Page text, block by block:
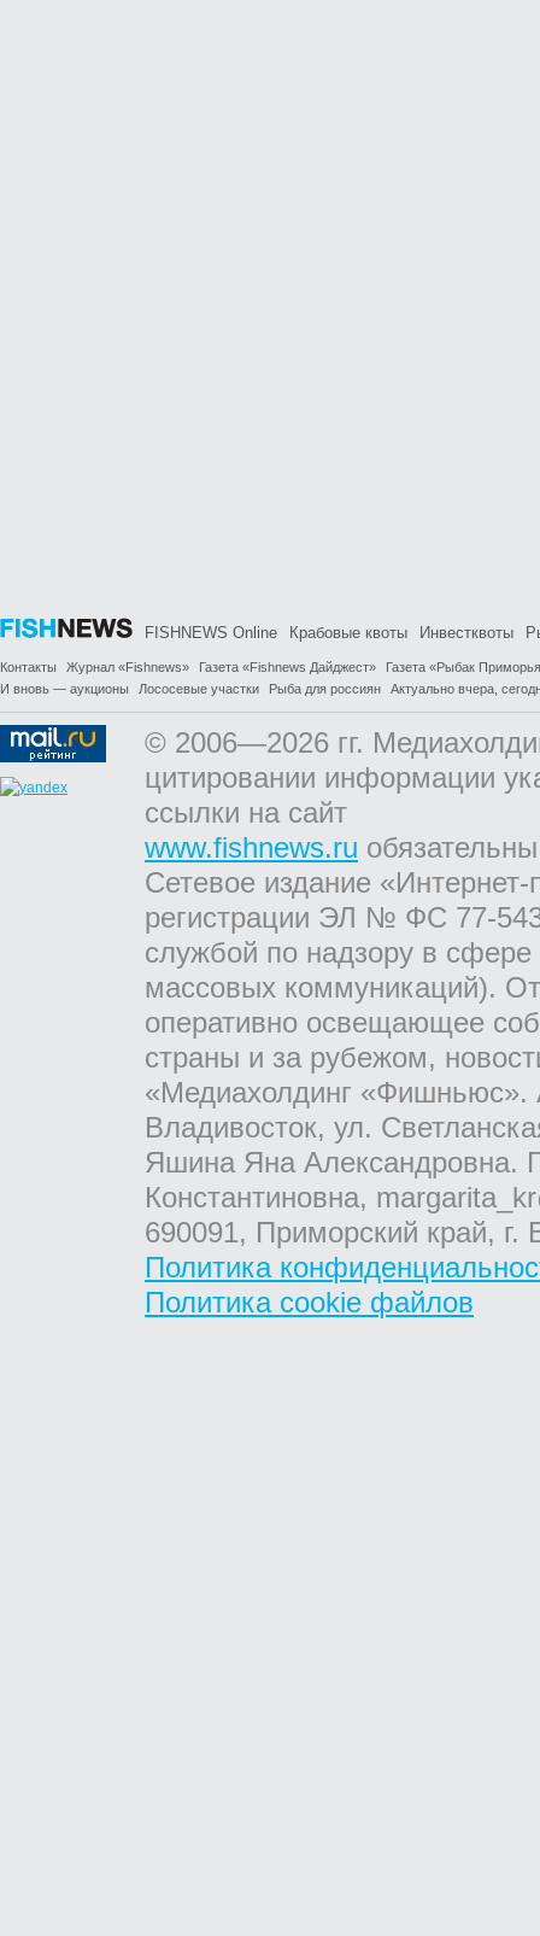
FISHNEWS Online Крабовые квоты Инвестквоты
Контакты Журнал «Fishnews» Газета «Fishnews Дайджест»
Газета «Рыбак
И вновь — аукционы
Лососевые участки Рыба для россиян Актуально вчера,
© 2006—2026 гг.
цитировании информации
ссылки на сайт
www.fishnews.ru
Сетевое издание
регистрации ЭЛ № ФС 77-
службой по надзору в
массовых коммуникаций).
оперативно освещающее
страны и за рубежом,
«Медиахолдинг «Фишньюс».
Владивосток, ул.
Яшина Яна Александровна.
Константиновна,
690091, Приморский край,
Политика
Политика cookie файлов